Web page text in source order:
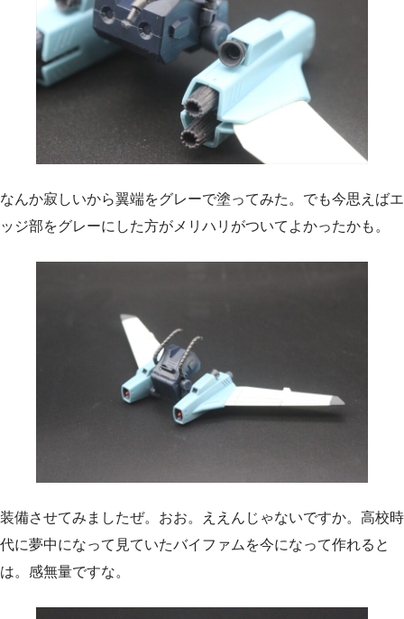
なんか寂しいから翼端をグレーで塗ってみた。でも今思えばエ
ッジ部をグレーにした方がメリハリがついてよかったかも。
装備させてみましたぜ。おお。ええんじゃないですか。高校時
代に夢中になって見ていたバイファムを今になって作れると
は。感無量ですな。